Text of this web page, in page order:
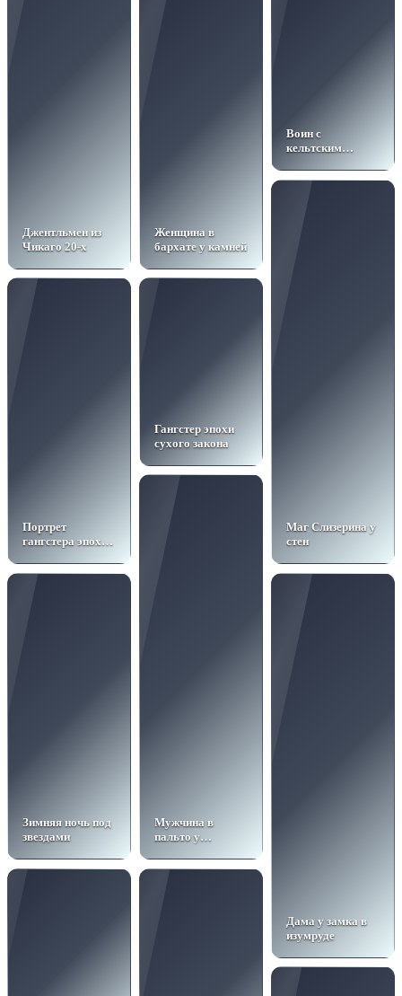
Джентльмен из
Чикаго 20-х
Женщина в
бархате у камней
Воин с
кельтским
Маг Слизерина у
стен
Портрет
гангстера эпохи
Гангстер эпохи
сухого закона
Мужчина в
пальто у
Зимняя ночь под
звездами
Дама у замка в
изумруде